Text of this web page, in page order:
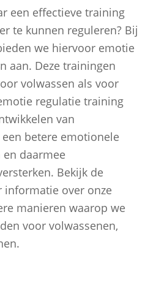
een effectieve training
te kunnen reguleren? Bij
we hiervoor emotie
aan. Deze trainingen
volwassen als voor
regulatie training
van
betere emotionele
daarmee
Bekijk de
informatie over onze
manieren waarop we
voor volwassenen,